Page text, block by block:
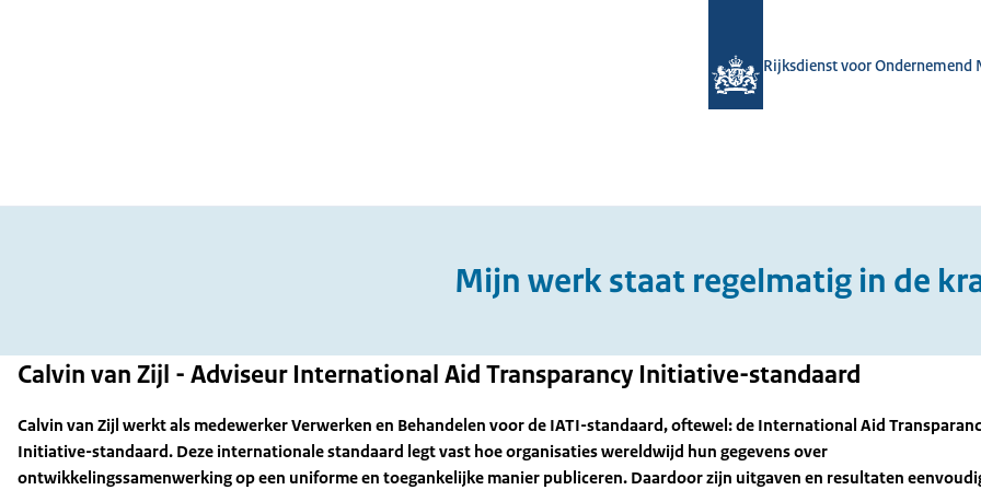
Rijksdienst voor Ondernemend
Mijn werk staat regelmatig in de
Calvin van Zijl - Adviseur International Aid Transparancy Initiative-standaard
Calvin van Zijl werkt als medewerker Verwerken en Behandelen voor de IATI-standaard, oftewel: de International Aid
Initiative-standaard. Deze internationale standaard legt vast hoe organisaties wereldwijd hun gegevens over
ontwikkelingssamenwerking op een uniforme en toegankelijke manier publiceren. Daardoor zijn uitgaven en resultaten